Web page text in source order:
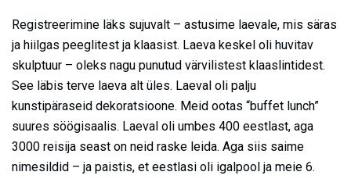
Registreerimine läks sujuvalt – astusime laevale, mis säras
ja hiilgas peeglitest ja klaasist. Laeva keskel oli huvitav
skulptuur – oleks nagu punutud värvilistest klaaslintidest.
See läbis terve laeva alt üles. Laeval oli palju
kunstipäraseid dekoratsioone. Meid ootas “buffet lunch”
suures söögisaalis. Laeval oli umbes 400 eestlast, aga
3000 reisija seast on neid raske leida. Aga siis saime
nimesildid – ja paistis, et eestlasi oli igalpool ja meie 6.